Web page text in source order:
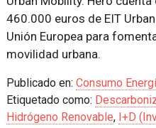
460.000 euros de EIT
Unión Europea para
movilidad urbana.
Publicado en: Consumo
Etiquetado como:
Hidrógeno Renovable, I+D